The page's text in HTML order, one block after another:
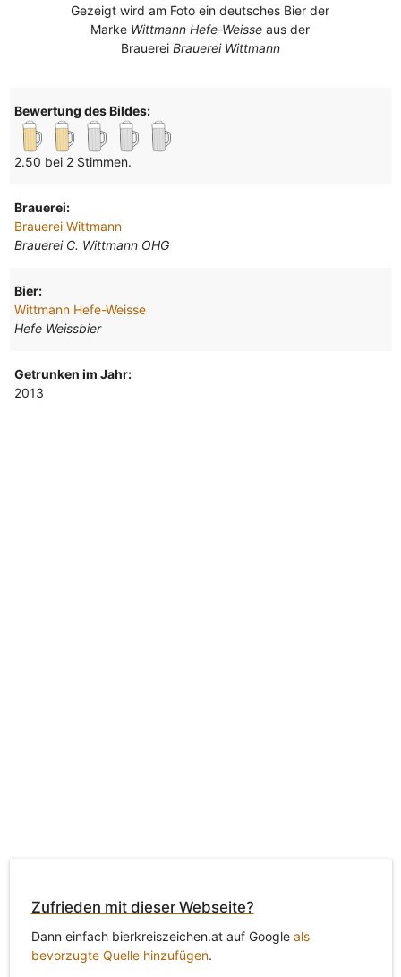
Gezeigt wird am Foto ein deutsches Bier der
Marke Wittmann Hefe-Weisse aus der
Brauerei Brauerei Wittmann
Bewertung des Bildes:
2.50 bei 2 Stimmen.
Brauerei:
Brauerei Wittmann
Brauerei C. Wittmann OHG
Bier:
Wittmann Hefe-Weisse
Hefe Weissbier
Getrunken im Jahr:
2013
Zufrieden mit dieser Webseite?
Dann einfach bierkreiszeichen.at auf Google als
bevorzugte Quelle hinzufügen.